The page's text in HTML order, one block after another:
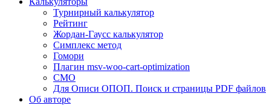
Турнирный калькулятор
Рейтинг
Жордан-Гаусс калькулятор
Симплекс метод
Гомори
Плагин msv-woo-cart-optimization
СМО
Для Описи ОПОП. Поиск и страницы PDF файлов
Об авторe